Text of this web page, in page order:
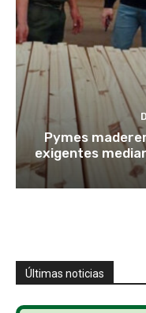
Pymes
exigentes
Últimas noticias